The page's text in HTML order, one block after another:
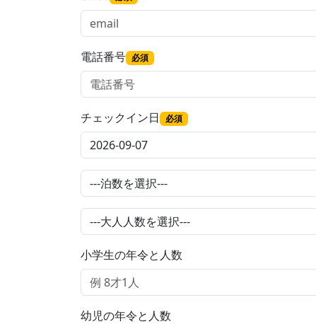
電話番号 必須
チェックイン日 必須
小学生の年令と人数
幼児の年令と人数